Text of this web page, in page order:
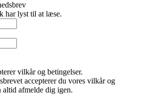
har lyst til at læse.
vilkår og betingelser.
accepterer du vores vilkår og
afmelde dig igen.